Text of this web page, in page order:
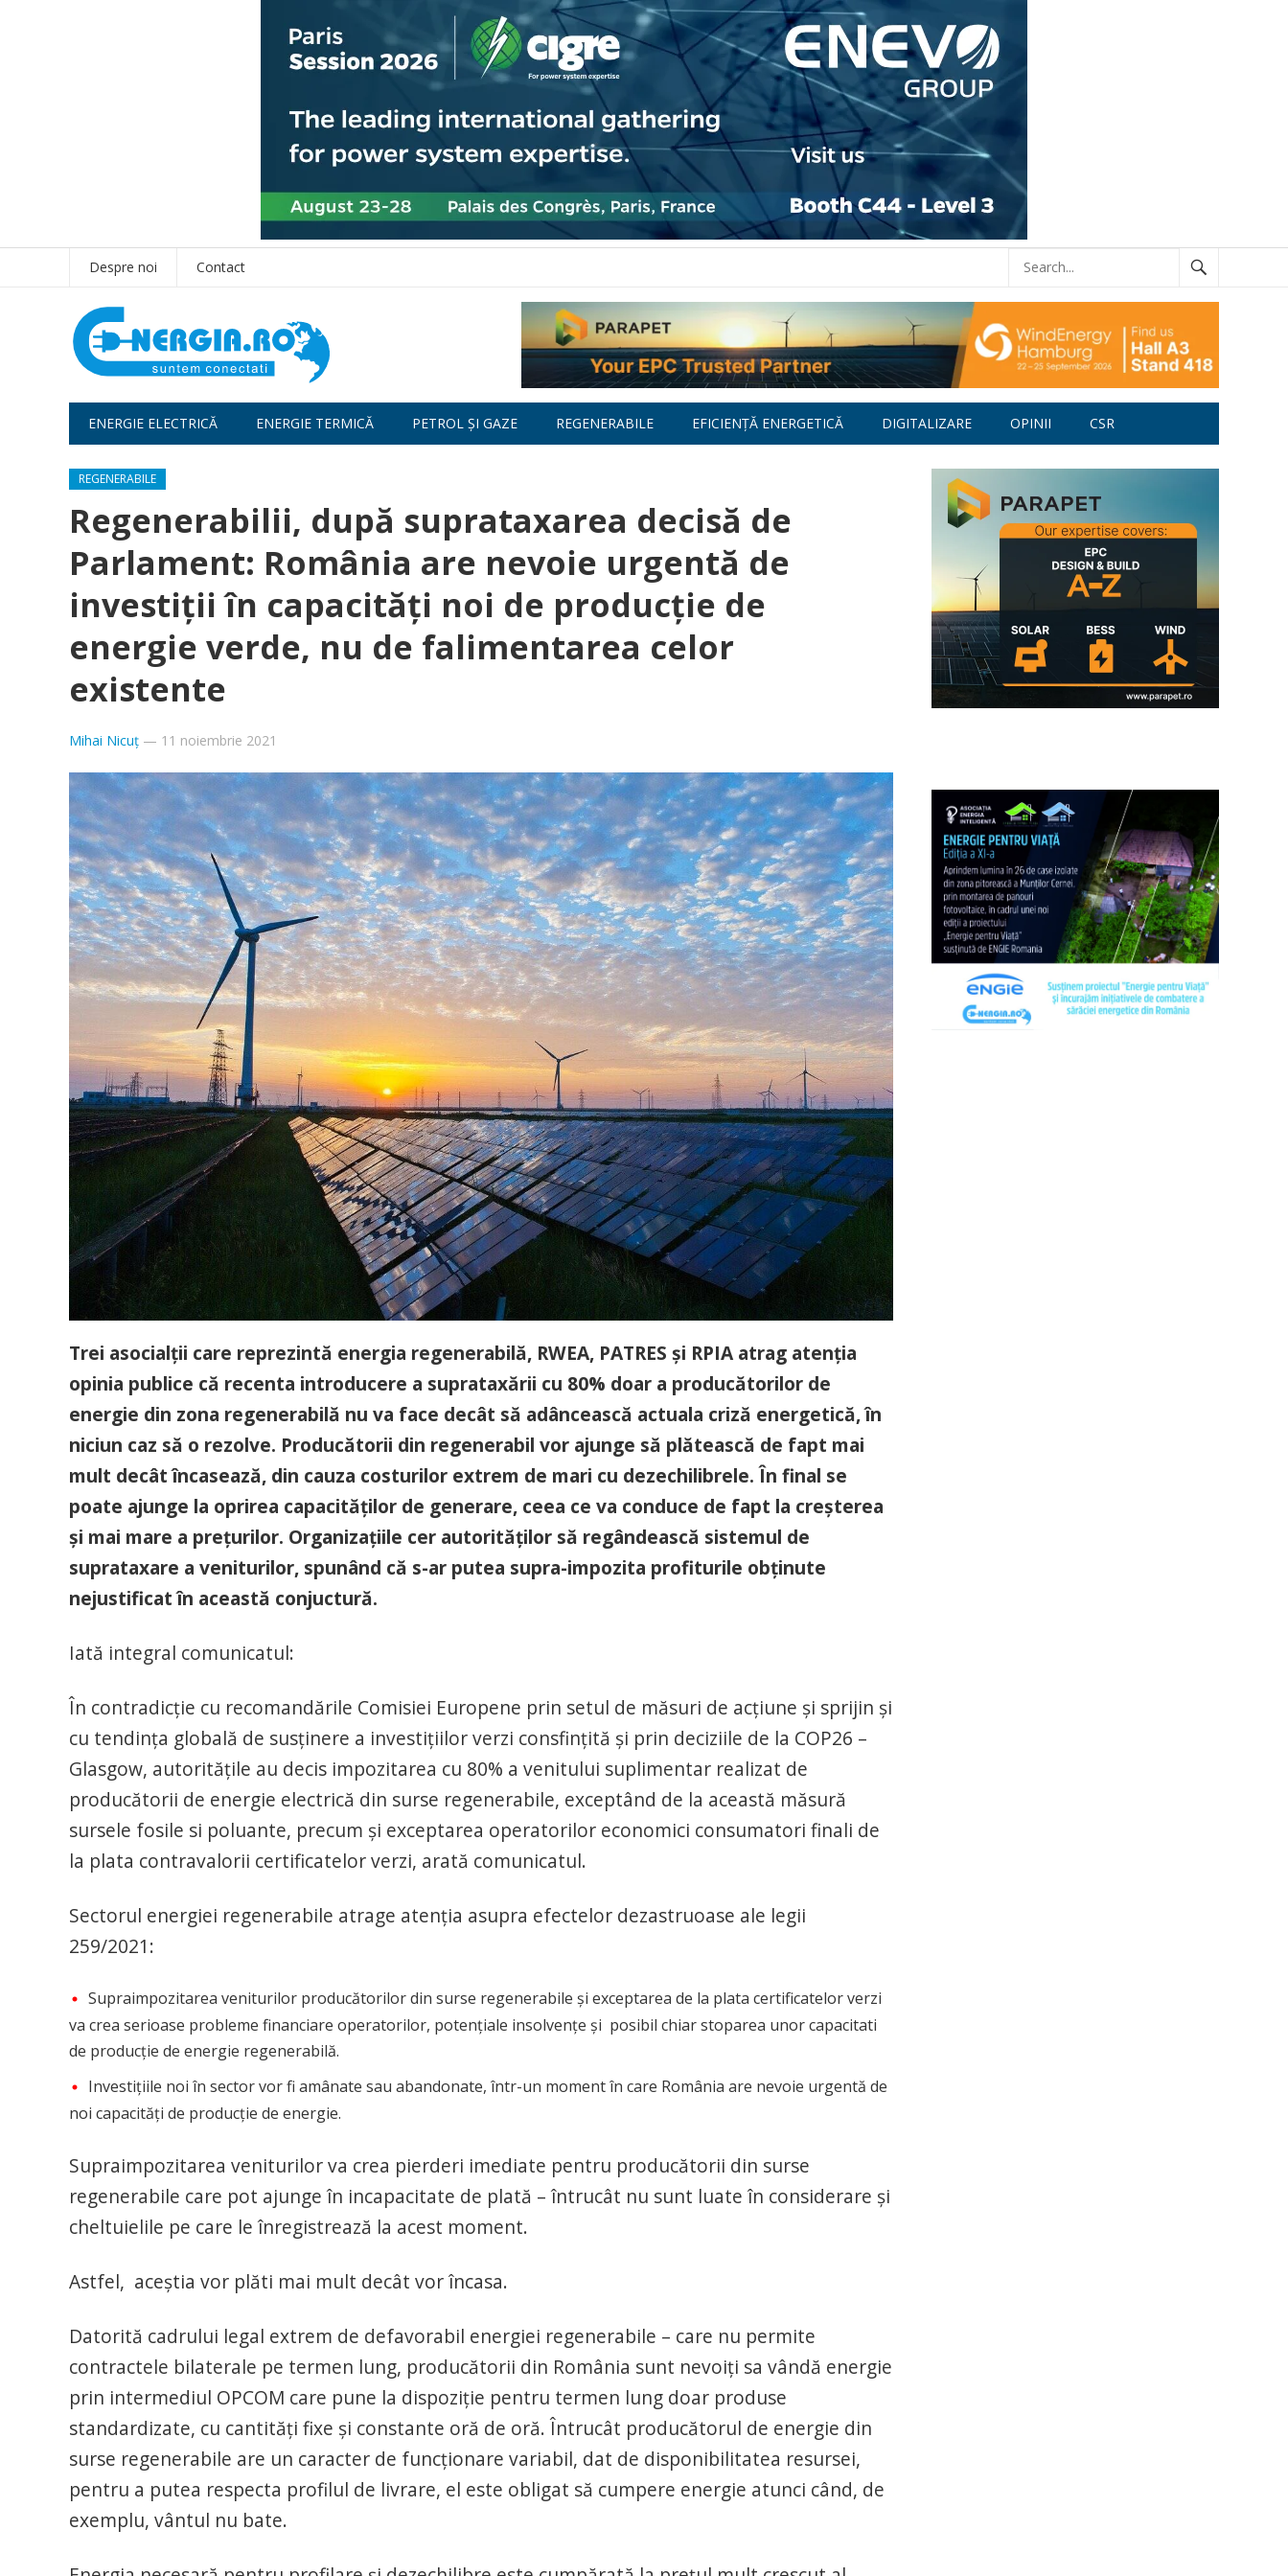
Despre noi Contact
ENERGIE ELECTRICĂ ENERGIE TERMICĂ PETROL ȘI GAZE REGENERABILE EFICIENȚĂ ENERGETICĂ DIGITALIZARE OPINII CSR
REGENERABILE
Regenerabilii, după suprataxarea decisă de
Parlament: România are nevoie urgentă de
investiții în capacități noi de producție de
energie verde, nu de falimentarea celor
existente
Mihai Nicuț — 11 noiembrie 2021
Trei asocialții care reprezintă energia regenerabilă, RWEA, PATRES și RPIA atrag atenția
opinia publice că recenta introducere a suprataxării cu 80% doar a producătorilor de
energie din zona regenerabilă nu va face decât să adâncească actuala criză energetică, în
niciun caz să o rezolve. Producătorii din regenerabil vor ajunge să plătească de fapt mai
mult decât încasează, din cauza costurilor extrem de mari cu dezechilibrele. În final se
poate ajunge la oprirea capacităților de generare, ceea ce va conduce de fapt la creșterea
și mai mare a prețurilor. Organizațiile cer autorităților să regândească sistemul de
suprataxare a veniturilor, spunând că s-ar putea supra-impozita profiturile obținute
nejustificat în această conjuctură.
Iată integral comunicatul:
În contradicție cu recomandările Comisiei Europene prin setul de măsuri de acțiune și sprijin și
cu tendința globală de susținere a investițiilor verzi consfințită și prin deciziile de la COP26 –
Glasgow, autoritățile au decis impozitarea cu 80% a venitului suplimentar realizat de
producătorii de energie electrică din surse regenerabile, exceptând de la această măsură
sursele fosile si poluante, precum și exceptarea operatorilor economici consumatori finali de
la plata contravalorii certificatelor verzi, arată comunicatul.
Sectorul energiei regenerabile atrage atenția asupra efectelor dezastruoase ale legii
259/2021:
Supraimpozitarea veniturilor producătorilor din surse regenerabile și exceptarea de la plata certificatelor verzi
va crea serioase probleme financiare operatorilor, potențiale insolvențe și posibil chiar stoparea unor capacitati
de producție de energie regenerabilă.
Investițiile noi în sector vor fi amânate sau abandonate, într-un moment în care România are nevoie urgentă de
noi capacități de producție de energie.
Supraimpozitarea veniturilor va crea pierderi imediate pentru producătorii din surse
regenerabile care pot ajunge în incapacitate de plată – întrucât nu sunt luate în considerare și
cheltuielile pe care le înregistrează la acest moment.
Astfel, aceștia vor plăti mai mult decât vor încasa.
Datorită cadrului legal extrem de defavorabil energiei regenerabile – care nu permite
contractele bilaterale pe termen lung, producătorii din România sunt nevoiți sa vândă energie
prin intermediul OPCOM care pune la dispoziție pentru termen lung doar produse
standardizate, cu cantități fixe și constante oră de oră. Întrucât producătorul de energie din
surse regenerabile are un caracter de funcționare variabil, dat de disponibilitatea resursei,
pentru a putea respecta profilul de livrare, el este obligat să cumpere energie atunci când, de
exemplu, vântul nu bate.